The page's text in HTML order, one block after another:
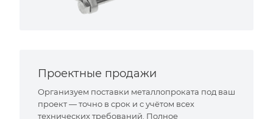
Проектные продажи
Организуем поставки металлопроката под ваш
проект — точно в срок и с учётом всех
технических требований. Полное